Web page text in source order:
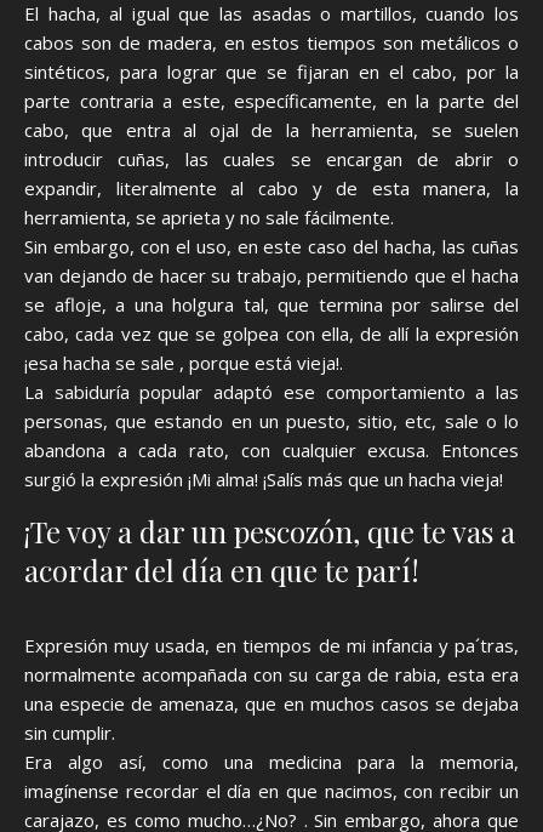
El hacha, al igual que las asadas o martillos, cuando los
cabos son de madera, en estos tiempos son metálicos o
sintéticos, para lograr que se fijaran en el cabo, por la
parte contraria a este, específicamente, en la parte del
cabo, que entra al ojal de la herramienta, se suelen
introducir cuñas, las cuales se encargan de abrir o
expandir, literalmente al cabo y de esta manera, la
herramienta, se aprieta y no sale fácilmente.
Sin embargo, con el uso, en este caso del hacha, las cuñas
van dejando de hacer su trabajo, permitiendo que el hacha
se afloje, a una holgura tal, que termina por salirse del
cabo, cada vez que se golpea con ella, de allí la expresión
¡esa hacha se sale , porque está vieja!.
La sabiduría popular adaptó ese comportamiento a las
personas, que estando en un puesto, sitio, etc, sale o lo
abandona a cada rato, con cualquier excusa. Entonces
surgió la expresión ¡Mi alma! ¡Salís más que un hacha vieja!
¡Te voy a dar un pescozón, que te vas a
acordar del día en que te parí!
Expresión muy usada, en tiempos de mi infancia y pa´tras,
normalmente acompañada con su carga de rabia, esta era
una especie de amenaza, que en muchos casos se dejaba
sin cumplir.
Era algo así, como una medicina para la memoria,
imagínense recordar el día en que nacimos, con recibir un
carajazo, es como mucho…¿No? . Sin embargo, ahora que